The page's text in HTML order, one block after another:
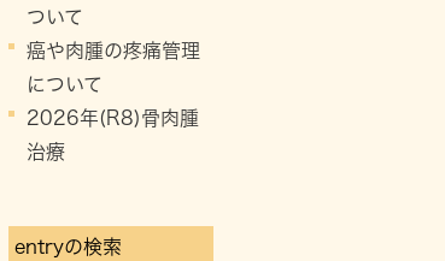
ついて
癌や肉腫の疼痛管理
について
2026年(R8)骨肉腫
治療
entryの検索